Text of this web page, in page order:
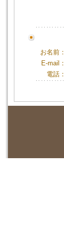
お名前：
E-mail：
電話：